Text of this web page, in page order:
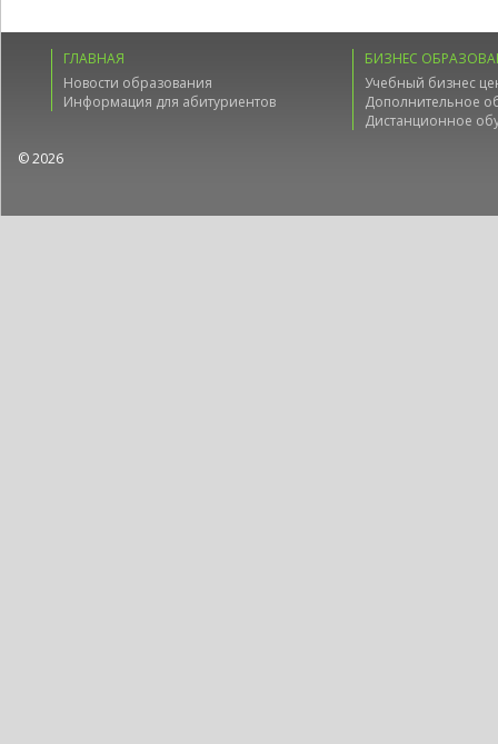
ГЛАВНАЯ
Новости образования
Информация для абитуриентов
БИЗНЕС
Учебный бизнес
Дополнительное
Дистанционное
© 2026